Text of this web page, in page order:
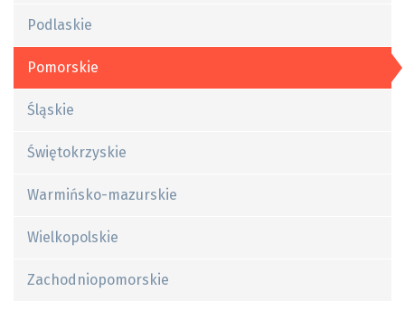
Podlaskie
Pomorskie
Śląskie
Świętokrzyskie
Warmińsko-mazurskie
Wielkopolskie
Zachodniopomorskie